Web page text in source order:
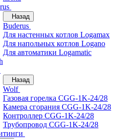
Назад
Buderus
Для настенных котлов Logamax
Для напольных котлов Logano
Для автоматики Logamatic
Назад
Wolf
Газовая горелка CGG-1K-24/28
Камера сгорания CGG-1K-24/28
Контроллер CGG-1K-24/28
Трубопровод CGG-1K-24/28